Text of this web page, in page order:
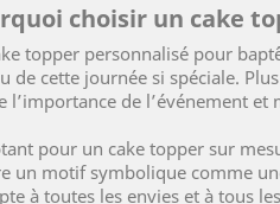
choisir un cake
topper personnalisé pour
de cette journée si spéciale.
l’importance de l’événement
pour un cake topper sur
un motif symbolique comme
à toutes les envies et à tous